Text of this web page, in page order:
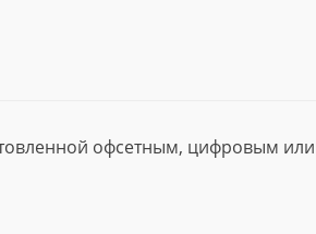
офсетным, цифровым